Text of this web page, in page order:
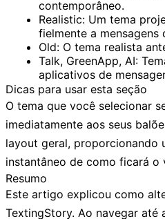
contemporâneo.
Realistic: Um tema
fielmente a mensagens
Old: O tema realista
Talk, GreenApp, AI:
aplicativos de
Dicas para usar esta seção
O tema que você selecionar
imediatamente aos seus
layout geral, proporcionando
instantâneo de como ficará o
Resumo
Este artigo explicou como
TextingStory. Ao navegar até